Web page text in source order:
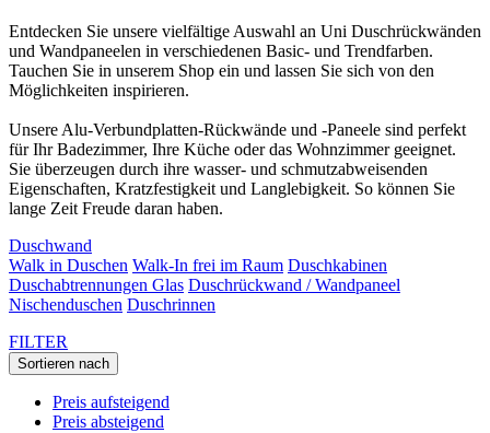
Entdecken Sie unsere vielfältige Auswahl an Uni Duschrückwänden
und Wandpaneelen in verschiedenen Basic- und Trendfarben.
Tauchen Sie in unserem Shop ein und lassen Sie sich von den
Möglichkeiten inspirieren.
Unsere Alu-Verbundplatten-Rückwände und -Paneele sind perfekt
für Ihr Badezimmer, Ihre Küche oder das Wohnzimmer geeignet.
Sie überzeugen durch ihre wasser- und schmutzabweisenden
Eigenschaften, Kratzfestigkeit und Langlebigkeit. So können Sie
lange Zeit Freude daran haben.
Duschwand
Walk in Duschen Walk-In frei im Raum Duschkabinen
Duschabtrennungen Glas Duschrückwand / Wandpaneel
Nischenduschen Duschrinnen
FILTER
Sortieren nach
Preis aufsteigend
Preis absteigend